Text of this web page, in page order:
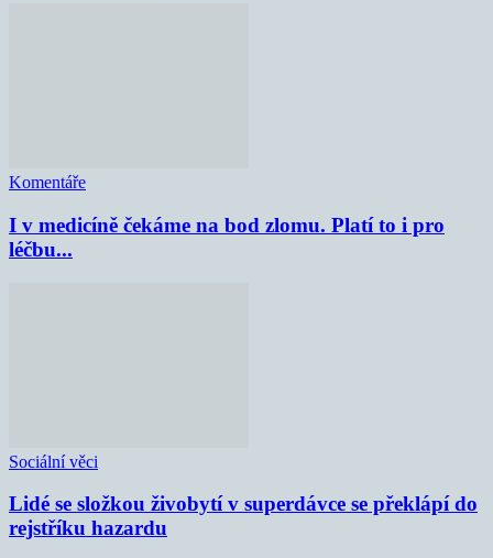
Komentáře
I v medicíně čekáme na bod zlomu. Platí to i pro
léčbu...
Sociální věci
Lidé se složkou živobytí v superdávce se překlápí do
rejstříku hazardu